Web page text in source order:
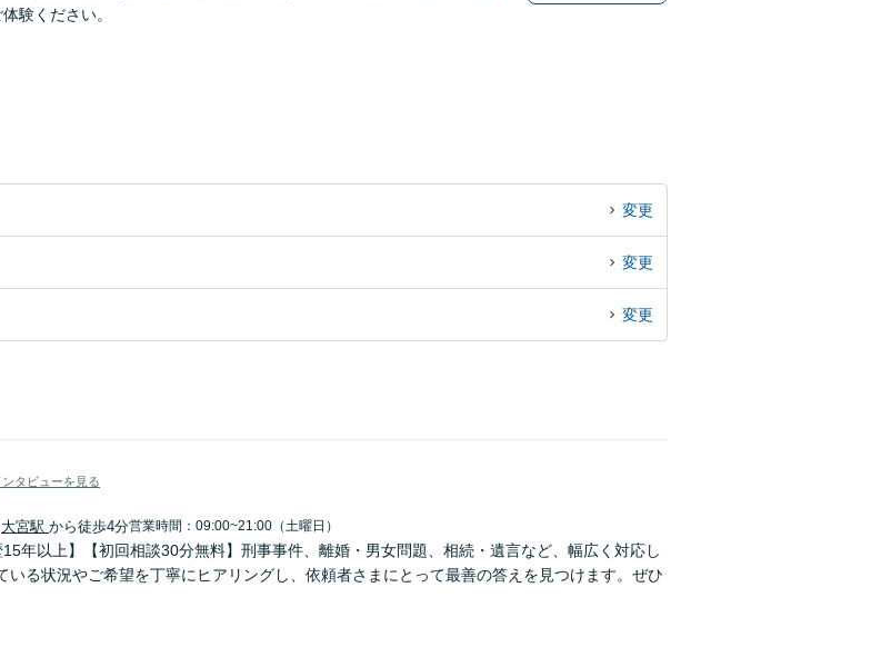
験ください。
変更
変更
変更
ンタビューを見る
大宮駅 から徒歩4分営業時間：09:00~21:00（土曜日）
15年以上】【初回相談30分無料】刑事事件、離婚・男女問題、相続・遺言など、幅広く対応し
いる状況やご希望を丁寧にヒアリングし、依頼者さまにとって最善の答えを見つけます。ぜひ